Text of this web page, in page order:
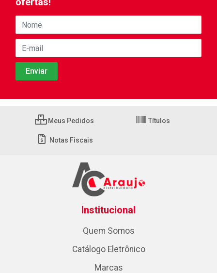
Meus Pedidos Títulos
Notas Fiscais
Institucional
Quem Somos
Catálogo Eletrônico
Marcas